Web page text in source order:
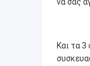
να σας
Και τα